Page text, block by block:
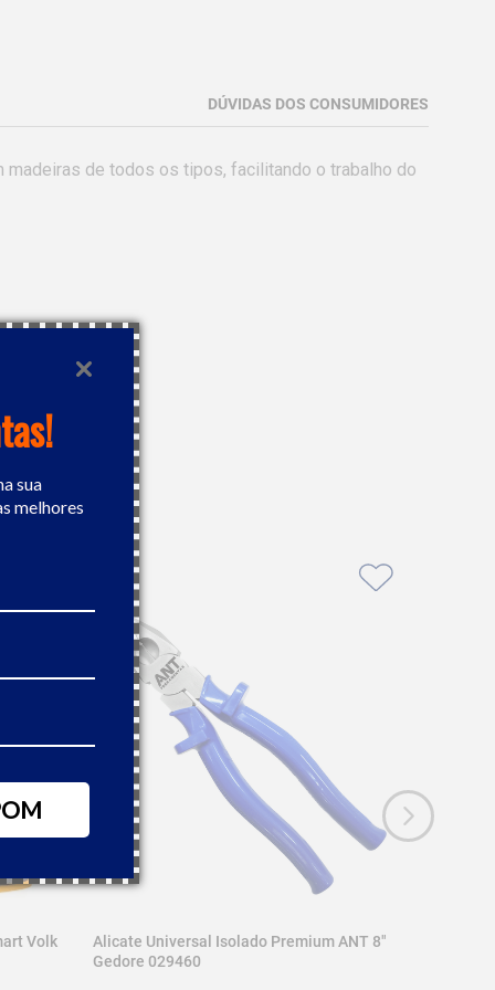
sua
melhores
DÚVIDAS DOS CONSUMIDORES
madeiras de todos os tipos, facilitando o trabalho do
Volk
Alicate Universal Isolado Premium ANT 8"
Gedore 029460